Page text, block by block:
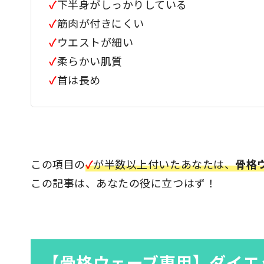
✓下半身がしっかりしている
✓筋肉が付きにくい
✓ウエストが細い
✓柔らかい肌質
✓首は長め
この項目の✓が半数以上付いたあなたは、骨格
この記事は、あなたの役に立つはず！